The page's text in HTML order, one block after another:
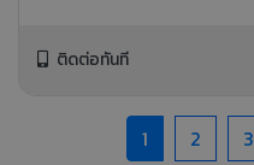
ติดต่อทันที
1 2 3